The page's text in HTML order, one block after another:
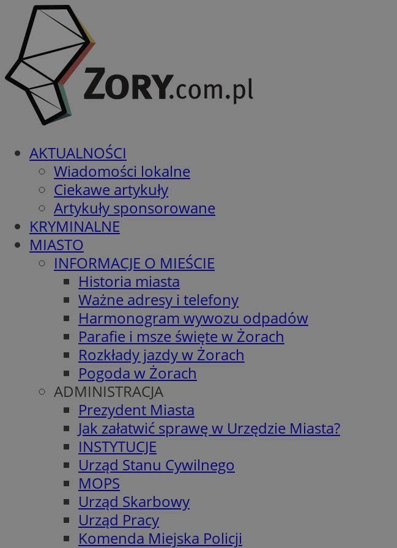
AKTUALNOŚCI
Wiadomości lokalne
Ciekawe artykuły
Artykuły sponsorowane
KRYMINALNE
MIASTO
INFORMACJE O MIEŚCIE
Historia miasta
Ważne adresy i telefony
Harmonogram wywozu odpadów
Parafie i msze święte w Żorach
Rozkłady jazdy w Żorach
Pogoda w Żorach
ADMINISTRACJA
Prezydent Miasta
Jak załatwić sprawę w Urzędzie Miasta?
INSTYTUCJE
Urząd Stanu Cywilnego
MOPS
Urząd Skarbowy
Urząd Pracy
Komenda Miejska Policji